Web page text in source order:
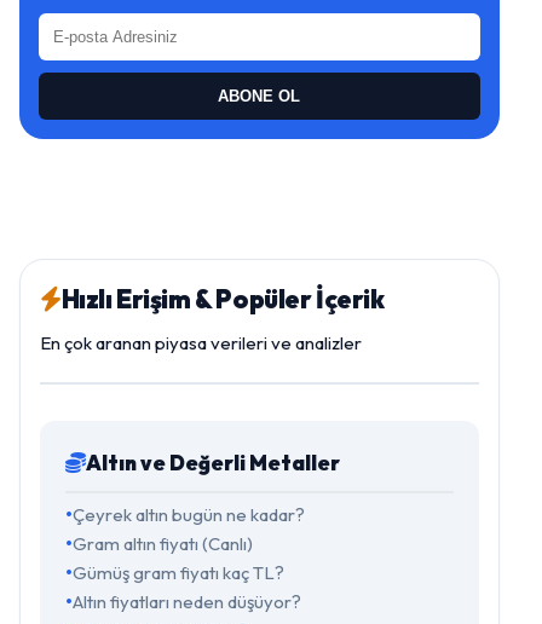
ABONE OL
Hızlı Erişim & Popüler İçerik
En çok aranan piyasa verileri ve analizler
Altın ve Değerli Metaller
Çeyrek altın bugün ne kadar?
Gram altın fiyatı (Canlı)
Gümüş gram fiyatı kaç TL?
Altın fiyatları neden düşüyor?